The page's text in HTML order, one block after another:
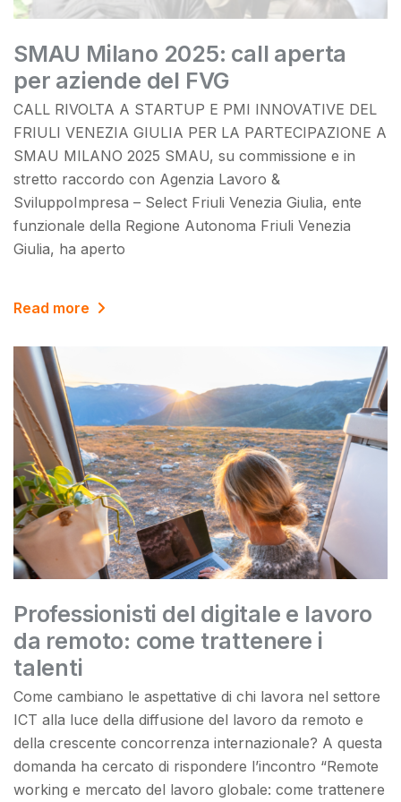
SMAU Milano 2025: call aperta
per aziende del FVG
CALL RIVOLTA A STARTUP E PMI INNOVATIVE DEL
FRIULI VENEZIA GIULIA PER LA PARTECIPAZIONE A
SMAU MILANO 2025 SMAU, su commissione e in
stretto raccordo con Agenzia Lavoro &
SviluppoImpresa – Select Friuli Venezia Giulia, ente
funzionale della Regione Autonoma Friuli Venezia
Giulia, ha aperto
Read more
Professionisti del digitale e lavoro
da remoto: come trattenere i
talenti
Come cambiano le aspettative di chi lavora nel settore
ICT alla luce della diffusione del lavoro da remoto e
della crescente concorrenza internazionale? A questa
domanda ha cercato di rispondere l’incontro “Remote
working e mercato del lavoro globale: come trattenere